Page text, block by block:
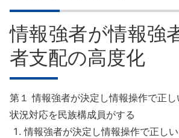
11章
情報強者が情報強
者支配の高度化
第１ 情報強者が決定し情報操作で正
状況対応を民族構成員がする
情報強者が決定し情報操作で正し